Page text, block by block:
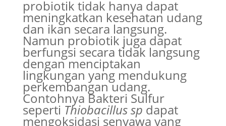
probiotik tidak hanya dapat
meningkatkan kesehatan udang
dan ikan secara langsung.
Namun probiotik juga dapat
berfungsi secara tidak langsung
dengan menciptakan
lingkungan yang mendukung
perkembangan udang.
Contohnya Bakteri Sulfur
seperti Thiobacillussp dapat
mengoksidasi senyawa yang